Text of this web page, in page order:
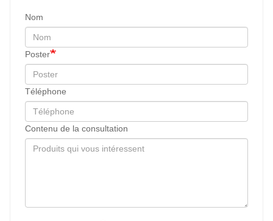
Nom
Poster
Téléphone
Contenu de la consultation